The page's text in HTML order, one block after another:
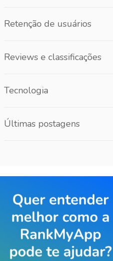
Retenção de usuários
Reviews e classificações
Tecnologia
Últimas postagens